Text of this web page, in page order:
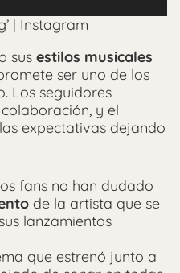
| Instagram
sus estilos musicales
ser uno de los
Los seguidores
y el
expectativas dejando
fans no han dudado
de la artista que se
lanzamientos
que estrenó junto a